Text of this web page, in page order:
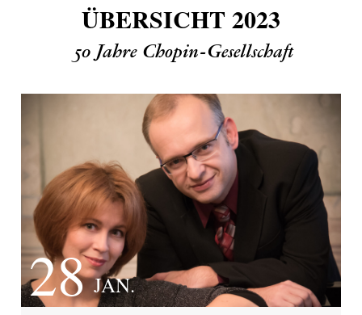
ÜBERSICHT 2023
50 Jahre Chopin-Gesellschaft
28 JAN.